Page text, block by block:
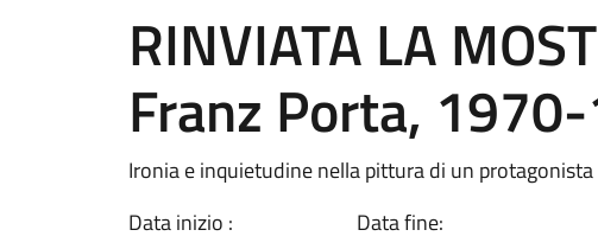
RINVIATA LA
Franz Porta,
Ironia e inquietudine nella pittura di un protagonista
Data inizio :
Data fine: